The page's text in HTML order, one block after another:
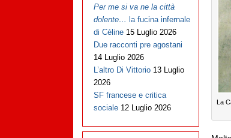
La
Per me si va ne la città
dolente… la fucina infernale
di Cèline 15 Luglio 2026
Due racconti pre agostani
14 Luglio 2026
L’altro Di Vittorio 13 Luglio
2026
SF francese e critica
sociale 12 Luglio 2026